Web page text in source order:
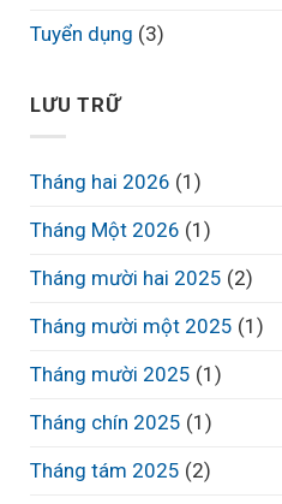
Tuyển dụng (3)
LƯU TRỮ
Tháng hai 2026 (1)
Tháng Một 2026 (1)
Tháng mười hai 2025 (2)
Tháng mười một 2025 (1)
Tháng mười 2025 (1)
Tháng chín 2025 (1)
Tháng tám 2025 (2)